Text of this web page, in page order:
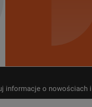
informacje o nowościach